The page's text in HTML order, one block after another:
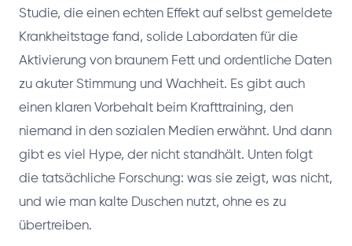
Studie, die einen echten Effekt auf selbst gemeldete
Krankheitstage fand, solide Labordaten für die
Aktivierung von braunem Fett und ordentliche Daten
zu akuter Stimmung und Wachheit. Es gibt auch
einen klaren Vorbehalt beim Krafttraining, den
niemand in den sozialen Medien erwähnt. Und dann
gibt es viel Hype, der nicht standhält. Unten folgt
die tatsächliche Forschung: was sie zeigt, was nicht,
und wie man kalte Duschen nutzt, ohne es zu
übertreiben.